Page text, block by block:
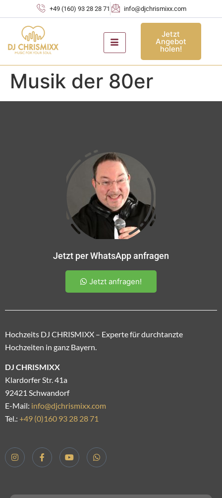
+49 (160) 93 28 28 71 info@djchrismixx.com
Jetzt
Angebot
holen!
Musik der 80er
Jetzt per WhatsApp anfragen
Jetzt anfragen!
Hochzeits DJ CHRISMIXX – Experte für durchtanzte
Hochzeiten in ganz Bayern.
DJ CHRISMIXX
Klardorfer Str. 41a
92421 Schwandorf
E-Mail: info@djchrismixx.com
Tel.: +49 (0)160 93 28 28 71